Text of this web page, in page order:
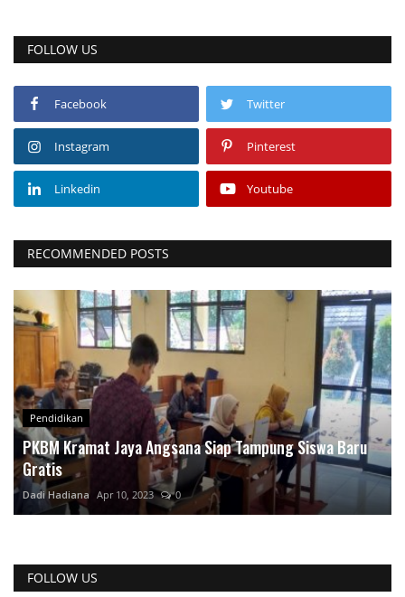
FOLLOW US
Facebook Twitter
Instagram Pinterest
Linkedin Youtube
RECOMMENDED POSTS
Pendidikan
PKBM Kramat Jaya Angsana Siap Tampung Siswa Baru
Gratis
Dadi Hadiana Apr 10, 2023 0
FOLLOW US